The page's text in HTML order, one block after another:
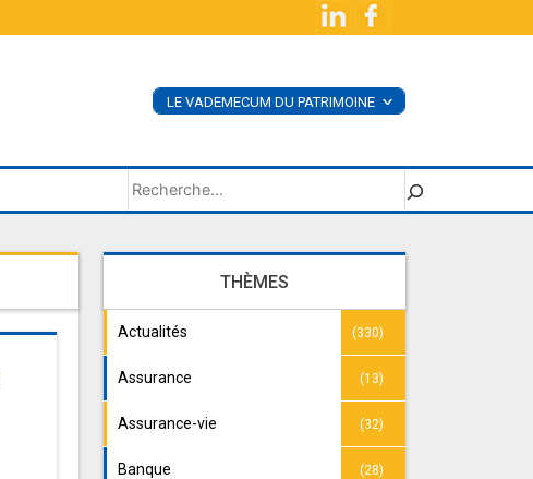
LE VADEMECUM DU PATRIMOINE <
Rechercher
THÈMES
Actualités (330)
Assurance (13)
Assurance-vie (32)
Banque (28)